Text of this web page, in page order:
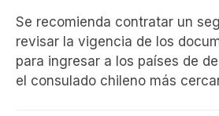
Se recomienda contratar un
revisar la vigencia de los
para ingresar a los países de
el consulado chileno más